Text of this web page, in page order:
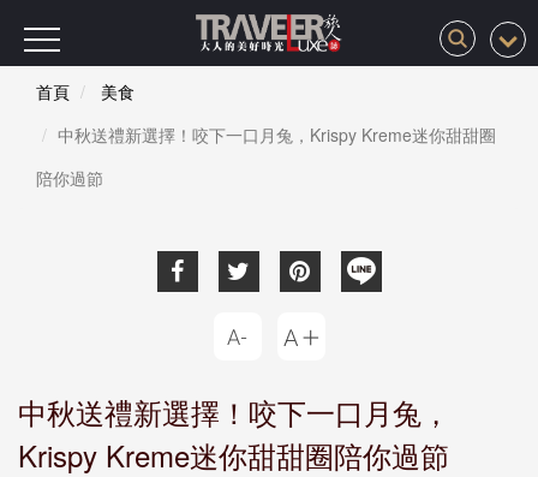
首頁
美食
中秋送禮新選擇！咬下一口月兔，Krispy Kreme迷你甜甜圈
陪你過節
中秋送禮新選擇！咬下一口月兔，
Krispy Kreme迷你甜甜圈陪你過節